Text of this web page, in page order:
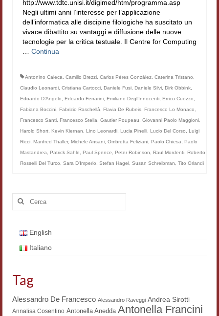
Filologia digitale
Lexicon
ALIM
Lo studium aretino del ‘200
DIGIMED
Eurasian Latin Archive
Rammses
Master INFOTEXT
Workshop DH
Summer School DH
Pubblicazioni
http://www.tdtc.unisi.it/digimed/htm/programma.asp
Negli ultimi anni l’interesse per l’applicazione
dell’informatica alle discipine filologiche ha suscitato un
vivace dibattito su vantaggi e diffusione delle nuove
tecnologie per la critica testuale. Il Centre for Computing
Continua
Antonino Caleca Camillo Brezzi Carlos Péres Gonzàlez Caterina Tristano
Claudio Leonardi Cristiana Cartocci Daniele Fusi Daniele Silvi Dirk Obbink
Edoardo D’Angelo
Edoardo Ferrarini Emiliano Degl’Innocenti Errico Cuozzo
Fabiana Boccini Fabrizio Raschellà Flavia De Rubeis Francesco Lo Monaco
Francesco Santi Francesco Stella Gautier Poupeau Giovanni Paolo Maggioni
Harold Short Kevin Kiernan Lino Leonardi Lucia Pinelli Lucio Del Corso
Luigi
Ricci Manfred Thaller, Michele Ansani Ombretta Feliziani Paolo Chiesa
Paolo
Mastandrea
Patrick Sahle Paul Spence Peter Robinson Raul Mordenti Roberto
Rosselli Del Turco
Sara D'Imperio Stefan Hagel Susan Schreibman Tito Orlandi
Cerca:
English
Italiano
Tag
Alessandro De Francesco Alessandro Raveggi Andrea Sirotti
Annalisa Cosentino Antonella Anedda Antonella Francini